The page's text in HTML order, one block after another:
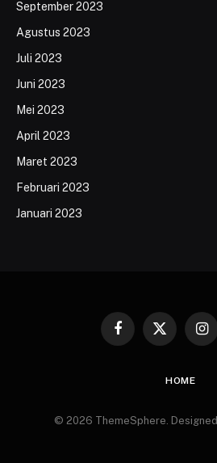
September 2023
Agustus 2023
Juli 2023
Juni 2023
Mei 2023
April 2023
Maret 2023
Februari 2023
Januari 2023
Facebook
X
HOME
© 2026 ThemeSphere.